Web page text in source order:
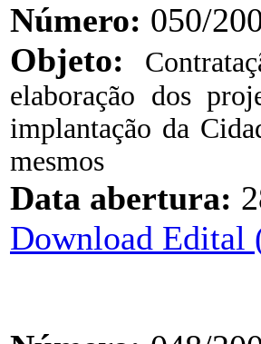
Número: 050/
Objeto:
elaboração dos
implantação da
mesmos
Data abertura:
Download Edital